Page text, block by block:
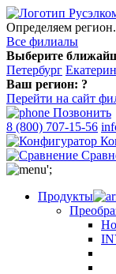
Определяем
Все филиалы
Выберите
Петербург
Ваш регион: ?
Перейти на сайт
Позвонить
8 (800) 707-15-56
';
Продукты